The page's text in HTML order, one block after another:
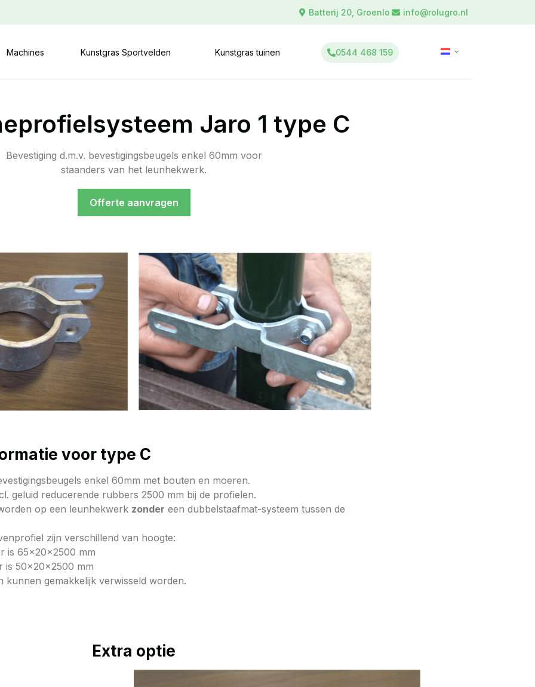
Batterij 20, Groenlo info@rolugro.nl
Machines Kunstgras Sportvelden Kunstgras tuinen 0544 468 159
Jaro 1 type C
Bevestiging d.m.v. bevestigingsbeugels enkel 60mm voor
staanders van het leunhekwerk.
Offerte aanvragen
voor type C
enkel 60mm met bouten en moeren.
geluid reducerende rubbers 2500 mm bij de profielen.
op een leunhekwerk zonder een dubbelstaafmat-systeem tussen de
zijn verschillend van hoogte:
is 65x20x2500 mm
is 50x20x2500 mm
kunnen gemakkelijk verwisseld worden.
Extra optie